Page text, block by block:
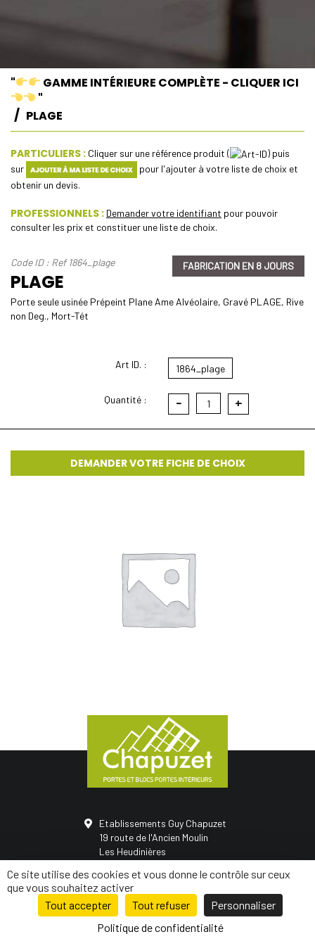
"
GAMME INTÉRIEURE COMPLÈTE - CLIQUER ICI
"
PLAGE
PARTICULIERS : Cliquer sur une référence produit (
) puis
sur
pour l'ajouter à votre liste de choix et
obtenir un devis.
PROFESSIONNELS : Demander votre identifiant pour pouvoir
consulter les prix et constituer une liste de choix.
Code ID : Ref 1864_plage
PLAGE
FABRICATION EN 8 JOURS
Porte seule usinée Prépeint Plane Ame Alvéolaire, Gravé PLAGE, Rive
non Deg., Mort-Tét
Art ID. :
Quantité :
1864_plage
- 1 +
DEMANDER VOTRE FICHE DE CHOIX
Etablissements Guy Chapuzet
19 route de l'Ancien Moulin
Les Heudinières
02 31 68 05 21
© Conception Mediapilote Normandie Mentions légales
Politique de
confidentialité-Plan de site
Ce site utilise des cookies et vous donne le contrôle sur ceux
que vous souhaitez activer
Tout accepter
Tout refuser
Personnaliser
Politique de confidentialité